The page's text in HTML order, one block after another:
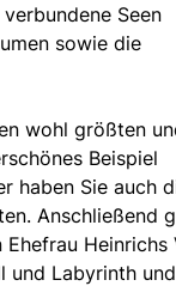
Seen
sowie die
wohl größten
Beispiel
haben Sie auch
Anschließend
Heinrichs
und Labyrinth und